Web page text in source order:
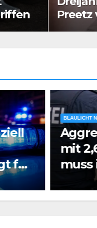
Preetz
für
BLAULICHT
mit
muss